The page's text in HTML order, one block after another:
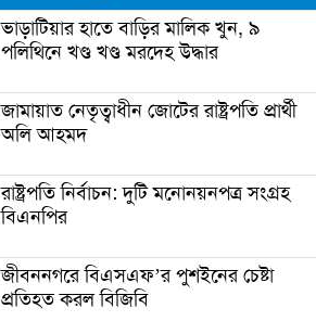
ভাড়াটিয়ার হাতে বাড়ির মালিক খুন, ৯
পলিথিনে খণ্ড খণ্ড মরদেহ উদ্ধার
জামায়াত নেতৃত্বাধীন জোটের রাষ্ট্রপতি প্রার্থী
অলি আহমদ
রাষ্ট্রপতি নির্বাচন: দুটি মনোনয়নপত্র সংগ্রহ
বিএনপির
জীবননগরে বিএসএফ’র পুশইনের চেষ্টা
প্রতিহত করল বিজিবি